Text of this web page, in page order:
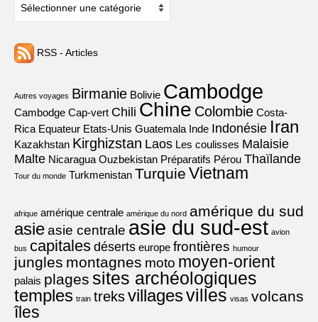
RSS - Articles
Autres voyages Birmanie Bolivie Cambodge
Cambodge Cap-vert Chili Chine Colombie Costa-
Rica Equateur Etats-Unis Guatemala Inde Indonésie Iran
Kazakhstan Kirghizstan Laos Les coulisses Malaisie
Malte Nicaragua Ouzbekistan Préparatifs Pérou Thaïlande
Tour du monde Turkmenistan Turquie Vietnam
afrique amérique centrale amérique du nord amérique du sud
asieasie centrale asie du sud-est avion
bus capitales déserts europe frontières humour
jungles montagnes moto moyen-orient
palais plages sites archéologiques
temples train treksvillagesvilles visas volcans
îles